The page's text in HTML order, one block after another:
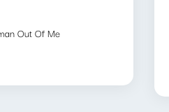
Out Of Me